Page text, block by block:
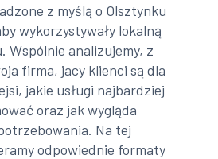
z myślą o Olsztynku
wykorzystywały lokalną
Wspólnie analizujemy, z
firma, jacy klienci są dla
jakie usługi najbardziej
oraz jak wygląda
Na tej
odpowiednie formaty